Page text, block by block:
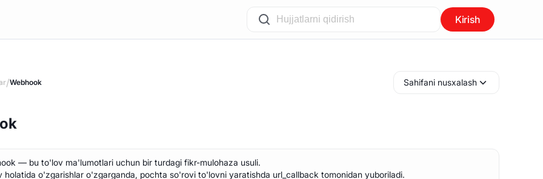
Kirish
/Webhook Sahifani nusxalash
— bu to'lov ma'lumotlari uchun bir turdagi fikr-mulohaza usuli.
holatida o'zgarishlar o'zgarganda, pochta so'rovi to'lovni yaratishda url_callback tomonidan yuboriladi.